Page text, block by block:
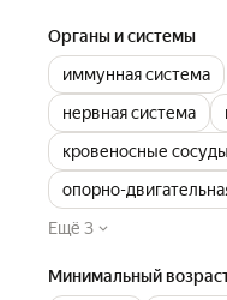
Органы и системы
иммунная система
нервная система
кровеносные сосуды
опорно-
Ещё 3
Минимальный